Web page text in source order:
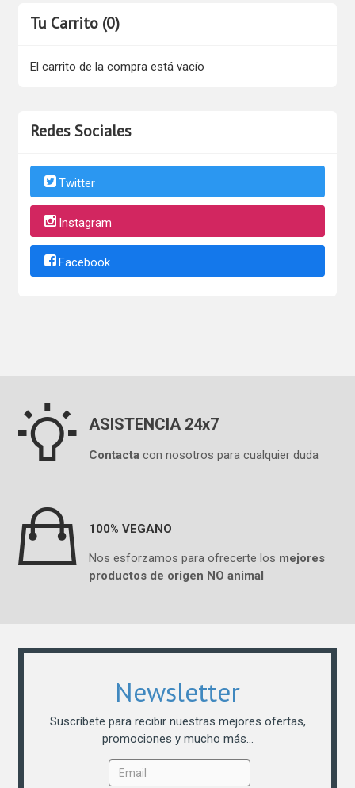
Tu Carrito (0)
El carrito de la compra está vacío
Redes Sociales
Twitter
Instagram
Facebook
 ASISTENCIA 24x7
Contacta con nosotros para cualquier duda
 100% VEGANO
Nos esforzamos para ofrecerte los mejores
productos de origen NO animal
Newsletter
Suscríbete para recibir nuestras mejores ofertas,
promociones y mucho más...